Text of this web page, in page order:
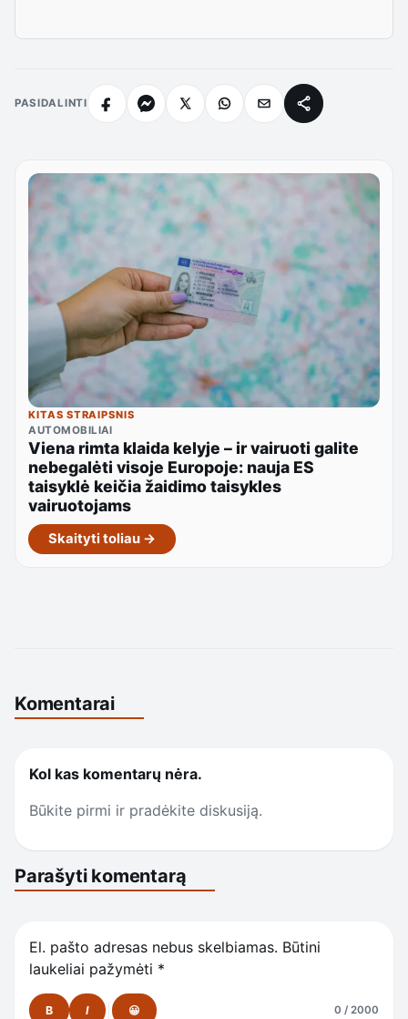
PASIDALINTI
KITAS STRAIPSNIS
AUTOMOBILIAI
Viena rimta klaida kelyje – ir vairuoti galite
nebegalėti visoje Europoje: nauja ES
taisyklė keičia žaidimo taisykles
vairuotojams
Skaityti toliau →
Komentarai
Kol kas komentarų nėra.
Būkite pirmi ir pradėkite diskusiją.
Parašyti komentarą
El. pašto adresas nebus skelbiamas. Būtini
laukeliai pažymėti *
B I 😀 0 / 2000